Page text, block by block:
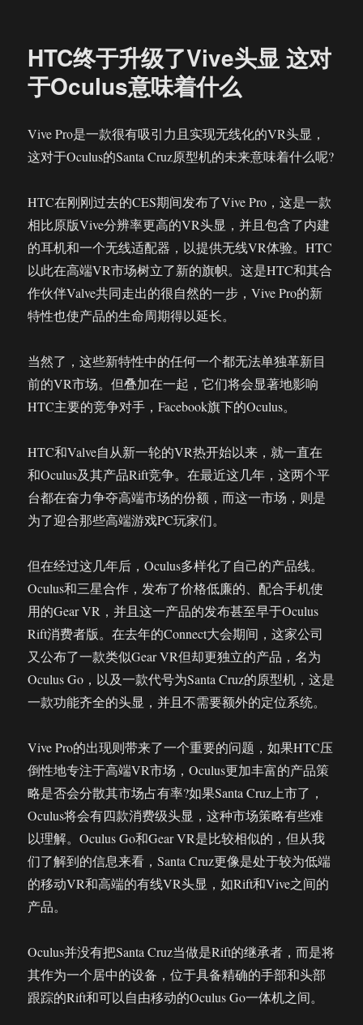
验
了
HTC
Focus
一
体
点
失
望
值
得
HTC终于升级了Vive头显 这对
于Oculus意味着什么
Vive Pro是一款很有吸引力且实现无线化的VR头显，
这对于Oculus的Santa Cruz原型机的未来意味着什么呢?
HTC在刚刚过去的CES期间发布了Vive Pro，这是一款
相比原版Vive分辨率更高的VR头显，并且包含了内建
的耳机和一个无线适配器，以提供无线VR体验。HTC
以此在高端VR市场树立了新的旗帜。这是HTC和其合
作伙伴Valve共同走出的很自然的一步，Vive Pro的新
特性也使产品的生命周期得以延长。
当然了，这些新特性中的任何一个都无法单独革新目
前的VR市场。但叠加在一起，它们将会显著地影响
HTC主要的竞争对手，Facebook旗下的Oculus。
HTC和Valve自从新一轮的VR热开始以来，就一直在
和Oculus及其产品Rift竞争。在最近这几年，这两个平
台都在奋力争夺高端市场的份额，而这一市场，则是
为了迎合那些高端游戏PC玩家们。
但在经过这几年后，Oculus多样化了自己的产品线。
Oculus和三星合作，发布了价格低廉的、配合手机使
用的Gear VR，并且这一产品的发布甚至早于Oculus
Rift消费者版。在去年的Connect大会期间，这家公司
又公布了一款类似Gear VR但却更独立的产品，名为
Oculus Go，以及一款代号为Santa Cruz的原型机，这是
一款功能齐全的头显，并且不需要额外的定位系统。
Vive Pro的出现则带来了一个重要的问题，如果HTC压
倒性地专注于高端VR市场，Oculus更加丰富的产品策
略是否会分散其市场占有率?如果Santa Cruz上市了，
Oculus将会有四款消费级头显，这种市场策略有些难
以理解。Oculus Go和Gear VR是比较相似的，但从我
们了解到的信息来看，Santa Cruz更像是处于较为低端
的移动VR和高端的有线VR头显，如Rift和Vive之间的
产品。
Oculus并没有把Santa Cruz当做是Rift的继承者，而是将
其作为一个居中的设备，位于具备精确的手部和头部
跟踪的Rift和可以自由移动的Oculus Go一体机之间。